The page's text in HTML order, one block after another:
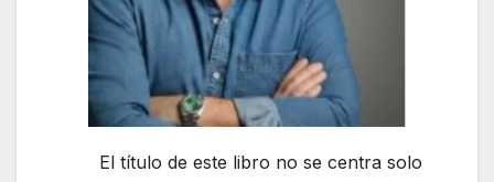
El título de este libro no se centra solo